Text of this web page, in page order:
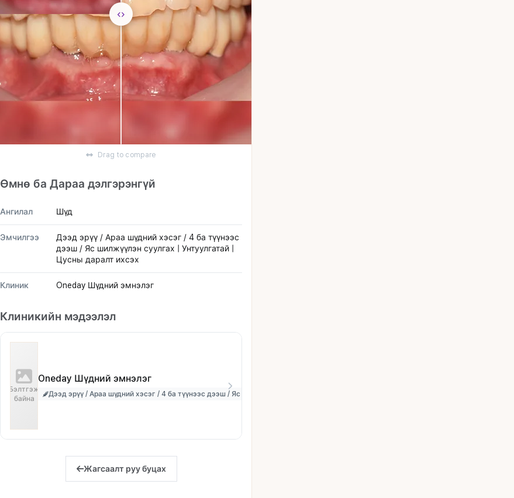
Drag to compare
Өмнө ба Дараа дэлгэрэнгүй
Ангилал Шүд
Эмчилгээ
Дээд эрүү / Араа шүдний хэсэг / 4 ба түүнээс
дээш / Яс шилжүүлэн суулгах | Унтуулгатай |
Цусны даралт ихсэх
Клиник Oneday Шүдний эмнэлэг
Клиникийн мэдээлэл
Бэлтгэж
байна
Oneday Шүдний эмнэлэг
Дээд эрүү / Араа шүдний хэсэг / 4 ба түүнээс дээш / Яс шилжүүлэн суулгах | Унтуулгатай | Цусны даралт ихсэх
Жагсаалт руу буцах